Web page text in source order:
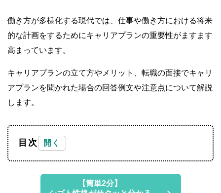
働き方が多様化する現代では、仕事や働き方における将来
的な計画をするためにキャリアプランの重要性がますます
高まっています。
キャリアプランの立て方やメリット、転職の面接でキャリ
アプランを聞かれた場合の回答例文や注意点について解説
します。
目次
【簡単2分】